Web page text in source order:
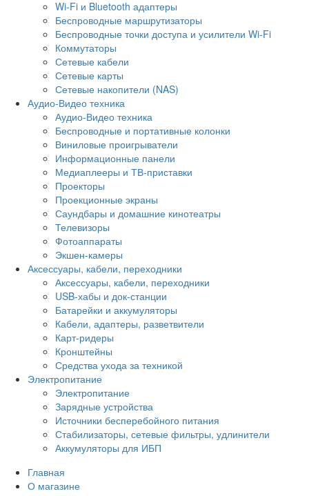
Wi-Fi и Bluetooth адаптеры
Беспроводные маршрутизаторы
Беспроводные точки доступа и усилители Wi-Fi
Коммутаторы
Сетевые кабели
Сетевые карты
Сетевые накопители (NAS)
Аудио-Видео техника
Аудио-Видео техника
Беспроводные и портативные колонки
Виниловые проигрыватели
Информационные панели
Медиаплееры и ТВ-приставки
Проекторы
Проекционные экраны
Саундбары и домашние кинотеатры
Телевизоры
Фотоаппараты
Экшен-камеры
Аксессуары, кабели, переходники
Аксессуары, кабели, переходники
USB-хабы и док-станции
Батарейки и аккумуляторы
Кабели, адаптеры, разветвители
Карт-ридеры
Кронштейны
Средства ухода за техникой
Электропитание
Электропитание
Зарядные устройства
Источники бесперебойного питания
Стабилизаторы, сетевые фильтры, удлинители
Аккумуляторы для ИБП
Главная
О магазине